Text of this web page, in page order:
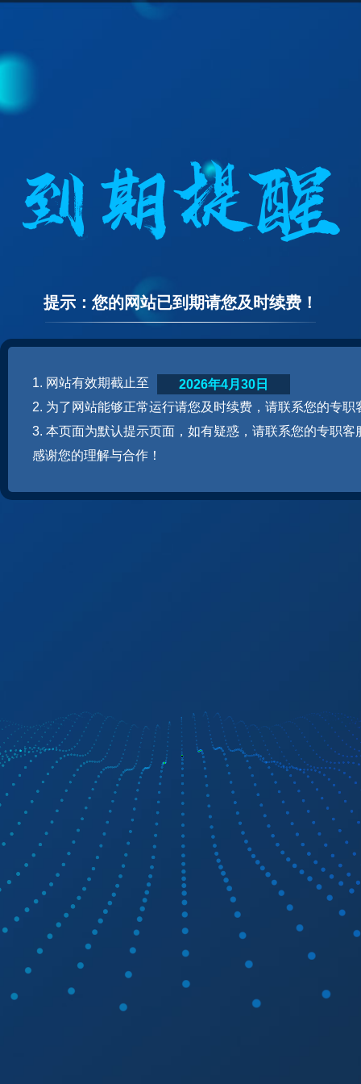
提示：您的网站已到期请您及时续费！
1. 网站有效期截止至
2. 为了网站能够正常运行请您及时续费，请联系您的专职
3. 本页面为默认提示页面，如有疑惑，请联系您的专职客
感谢您的理解与合作！
2026年4月30日